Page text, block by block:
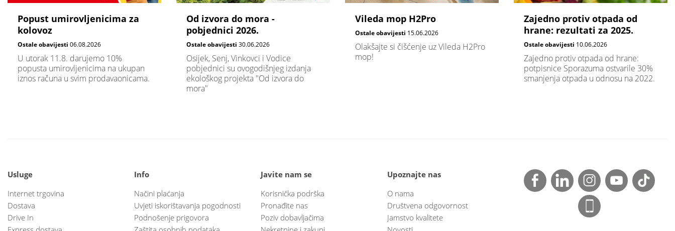
Popust umirovljenicima za
kolovoz
Ostale obavijesti 06.08.2026
U utorak 11.8. darujemo 10%
popusta umirovljenicima na ukupan
iznos računa u svim prodavaonicama.
Od izvora do mora -
pobjednici 2026.
Ostale obavijesti 30.06.2026
Osijek, Senj, Vinkovci i Vodice
pobjednici su ovogodišnjeg izdanja
ekološkog projekta "Od izvora do
mora"
Vileda mop H2Pro
Ostale obavijesti 15.06.2026
Olakšajte si čišćenje uz Vileda H2Pro
mop!
Zajedno protiv otpada od
hrane: rezultati za 2025.
Ostale obavijesti 10.06.2026
Zajedno protiv otpada od hrane:
potpisnice Sporazuma ostvarile 30%
smanjenja otpada u odnosu na 2022.
Usluge
Internet trgovina
Dostava
Drive In
Info
Načini plaćanja
Uvjeti iskorištavanja pogodnosti
Podnošenje prigovora
Javite nam se
Korisnička podrška
Pronađite nas
Poziv dobavljačima
Upoznajte nas
O nama
Društvena odgovornost
Jamstvo kvalitete